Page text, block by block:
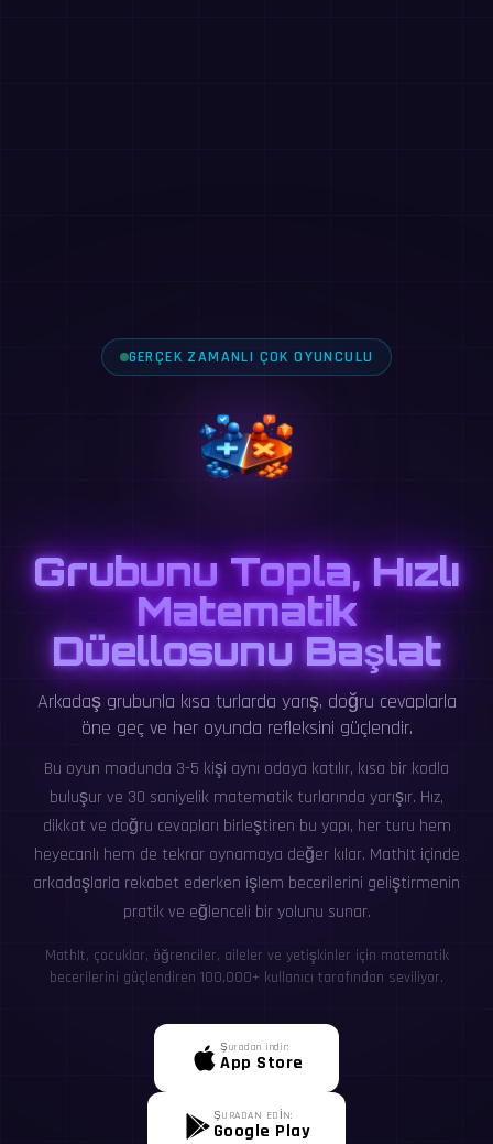
GERÇEK ZAMANLI ÇOK OYUNCULU
Grubunu Topla, Hızlı
Matematik
Düellosunu Başlat
Arkadaş grubunla kısa turlarda yarış, doğru cevaplarla
öne geç ve her oyunda refleksini güçlendir.
Bu oyun modunda 3-5 kişi aynı odaya katılır, kısa bir kodla
buluşur ve 30 saniyelik matematik turlarında yarışır. Hız,
dikkat ve doğru cevapları birleştiren bu yapı, her turu hem
heyecanlı hem de tekrar oynamaya değer kılar. MathIt içinde
arkadaşlarla rekabet ederken işlem becerilerini geliştirmenin
pratik ve eğlenceli bir yolunu sunar.
MathIt, çocuklar, öğrenciler, aileler ve yetişkinler için matematik
becerilerini güçlendiren 100,000+ kullanıcı tarafından seviliyor.
Şuradan indir:
App Store
ŞURADAN EDİN:
Google Play